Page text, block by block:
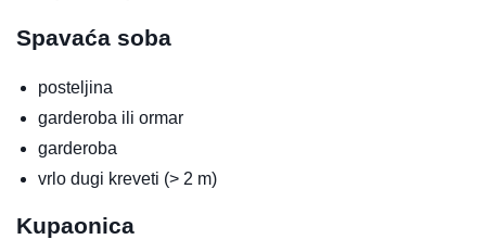
Spavaća soba
posteljina
garderoba ili ormar
garderoba
vrlo dugi kreveti (> 2 m)
Kupaonica